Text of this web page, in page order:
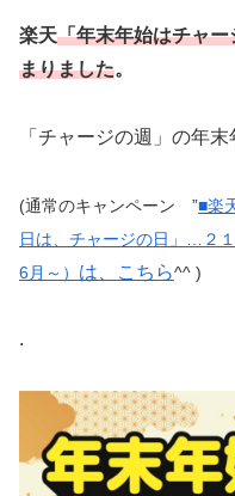
楽天「年末年始はチャ
まりました。
「チャージの週」の年
(通常のキャンペーン ”■楽
日は、チャージの日」…２
6月～） は、こちら^^ )
.